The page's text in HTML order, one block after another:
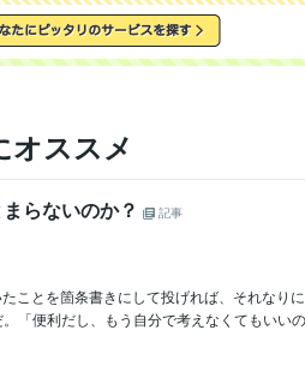
オススメ
らないのか？
記事
ことを箇条書きにして投げれば、それなり
「便利だし、もう自分で考えなくてもいい